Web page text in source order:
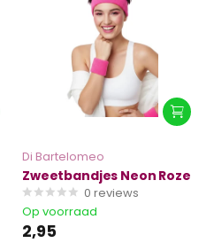
Di Bartelomeo
Zweetbandjes Neon Roze
0 reviews
Op voorraad
2,95